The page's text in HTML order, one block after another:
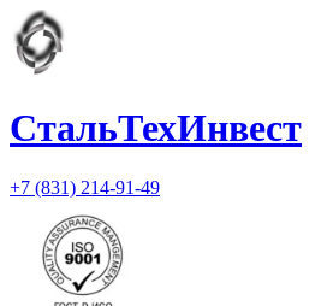
СтальТехИнвест
+7 (831) 214-91-49